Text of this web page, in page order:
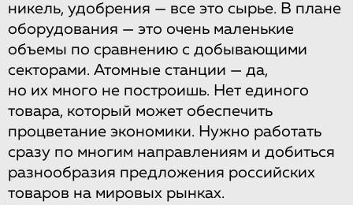
никель, удобрения — все это сырье. В плане
оборудования — это очень маленькие
объемы по сравнению с добывающими
секторами. Атомные станции — да,
но их много не построишь. Нет единого
товара, который может обеспечить
процветание экономики. Нужно работать
сразу по многим направлениям и добиться
разнообразия предложения российских
товаров на мировых рынках.